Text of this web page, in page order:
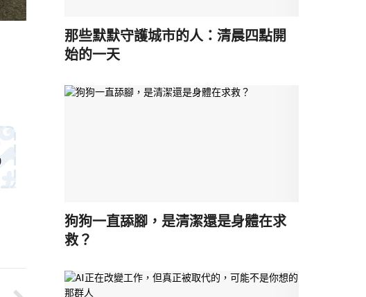
那些默默守護城市的人：清晨四點開
始的一天
狗狗一直舔腳，是清潔還是身體在求
救？